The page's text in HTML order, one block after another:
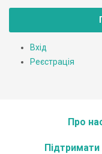
Вхід
Реєстрація
Про
Підтримати